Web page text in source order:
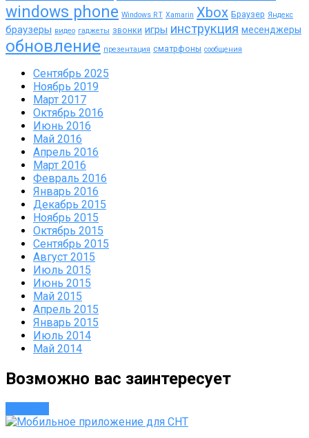
windows phone Windows RT Xamarin Xbox Браузер Яндекс
браузеры видео гаджеты звонки игры инструкция месенджеры
обновление презентация сматрфоны сообщения
Сентябрь 2025
Ноябрь 2019
Март 2017
Октябрь 2016
Июнь 2016
Май 2016
Апрель 2016
Март 2016
Февраль 2016
Январь 2016
Декабрь 2015
Ноябрь 2015
Октябрь 2015
Сентябрь 2015
Август 2015
Июль 2015
Июнь 2015
Май 2015
Апрель 2015
Январь 2015
Июль 2014
Май 2014
Возможно вас заинтересует